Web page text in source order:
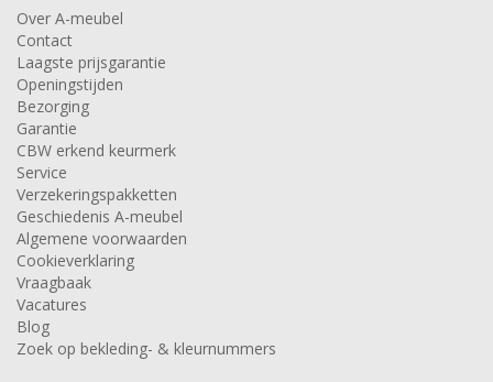
Over A-meubel
Contact
Laagste prijsgarantie
Openingstijden
Bezorging
Garantie
CBW erkend keurmerk
Service
Verzekeringspakketten
Geschiedenis A-meubel
Algemene voorwaarden
Cookieverklaring
Vraagbaak
Vacatures
Blog
Zoek op bekleding- & kleurnummers